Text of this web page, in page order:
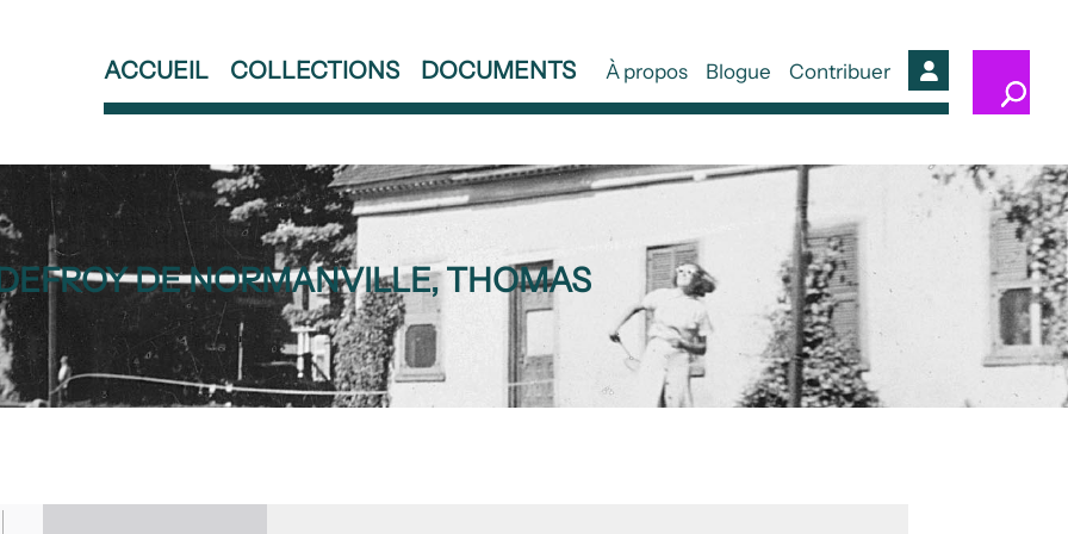
ACCUEIL COLLECTIONS DOCUMENTS À propos Blogue Contribuer Compte
DE NORMANVILLE, THOMAS